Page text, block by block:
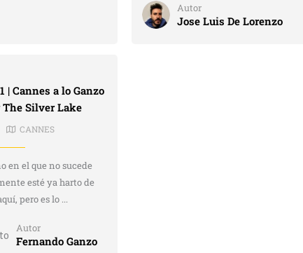
Autor
Jose Luis De Lorenzo
| Cannes a lo Ganzo
The Silver Lake
CANNES
en el que no sucede
esté ya harto de
pero es lo ...
Autor
Fernando Ganzo